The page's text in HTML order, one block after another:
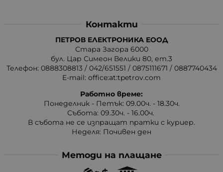
Контакти
ПЕТРОВ ЕЛЕКТРОНИКА ЕООД
Стара Загора 6000
бул. Цар Симеон Велики 80, ет.3
Телефон: 0888308813 / 042/651551 / 0875111671 / 0887740434
E-mail: office:at:tpetrov.com
Работно време:
Понеделник - Петък: 09.00ч. - 18.30ч.
Събота: 09.30ч. - 16.00ч.
В събота не се изпращат пратки с куриер.
Неделя: Почивен ден
Методи на плащане